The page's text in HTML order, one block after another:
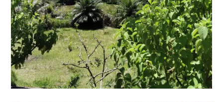
Fortalecimiento de la Red
Agroforestal Productora de
Biodiversidad del Litoral del
Paraná - BioSAF
Seguir leyendo